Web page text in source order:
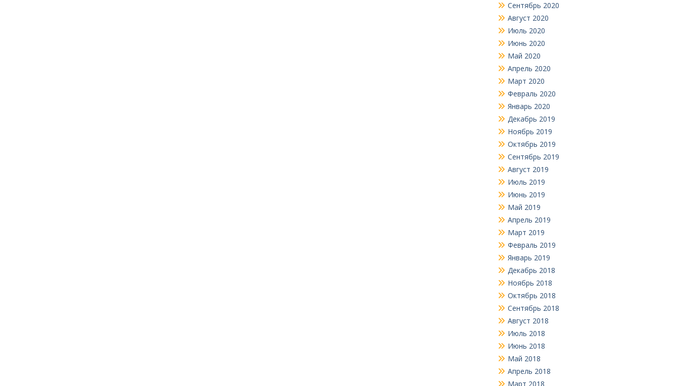
Сентябрь 2020
Август 2020
Июль 2020
Июнь 2020
Май 2020
Апрель 2020
Март 2020
Февраль 2020
Январь 2020
Декабрь 2019
Ноябрь 2019
Октябрь 2019
Сентябрь 2019
Август 2019
Июль 2019
Июнь 2019
Май 2019
Апрель 2019
Март 2019
Февраль 2019
Январь 2019
Декабрь 2018
Ноябрь 2018
Октябрь 2018
Сентябрь 2018
Август 2018
Июль 2018
Июнь 2018
Май 2018
Апрель 2018
Март 2018